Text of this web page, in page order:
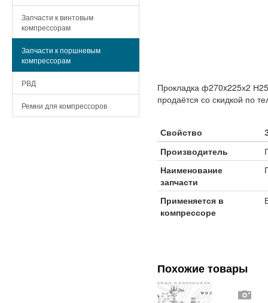
Запчасти к винтовым
компрессорам
Запчасти к поршневым
компрессорам
РВД
Ремни для компрессоров
Прокладка ф270x225х2
продаётся со скидкой по
Свойство
Производитель
Наименование
запчасти
Применяется в
компрессоре
Похожие товары